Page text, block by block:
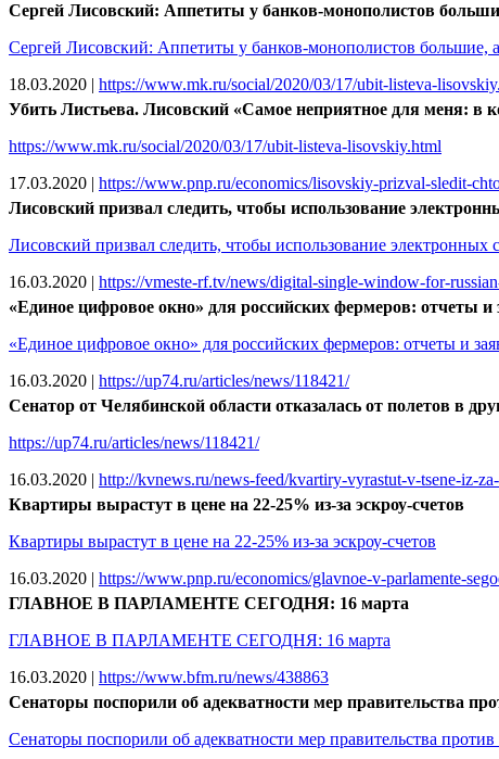
Сергей Лисовский: Аппетиты у банков-монополистов
Сергей Лисовский: Аппетиты у банков-монополистов большие, а
18.03.2020 | https://www.mk.ru/social/2020/03/17/ubit-listeva-
Убить Листьева. Лисовский «Самое неприятное для меня: в
https://www.mk.ru/social/2020/03/17/ubit-listeva-lisovskiy.html
17.03.2020 | https://www.pnp.ru/economics/lisovskiy-prizval-sledit-
Лисовский призвал следить, чтобы использование
Лисовский призвал следить, чтобы использование электронных
16.03.2020 | https://vmeste-rf.tv/news/digital-single-window-for-
«Единое цифровое окно» для российских фермеров: отчеты и
«Единое цифровое окно» для российских фермеров: отчеты и
16.03.2020 | https://up74.ru/articles/news/118421/
Сенатор от Челябинской области отказалась от полетов в
https://up74.ru/articles/news/118421/
16.03.2020 | http://kvnews.ru/news-feed/kvartiry-vyrastut-v-tsene-iz-
Квартиры вырастут в цене на 22-25% из-за эскроу-счетов
Квартиры вырастут в цене на 22-25% из-за эскроу-счетов
16.03.2020 | https://www.pnp.ru/economics/glavnoe-v-parlamente-
ГЛАВНОЕ В ПАРЛАМЕНТЕ СЕГОДНЯ: 16 марта
ГЛАВНОЕ В ПАРЛАМЕНТЕ СЕГОДНЯ: 16 марта
16.03.2020 | https://www.bfm.ru/news/438863
Сенаторы поспорили об адекватности мер правительства
Сенаторы поспорили об адекватности мер правительства против